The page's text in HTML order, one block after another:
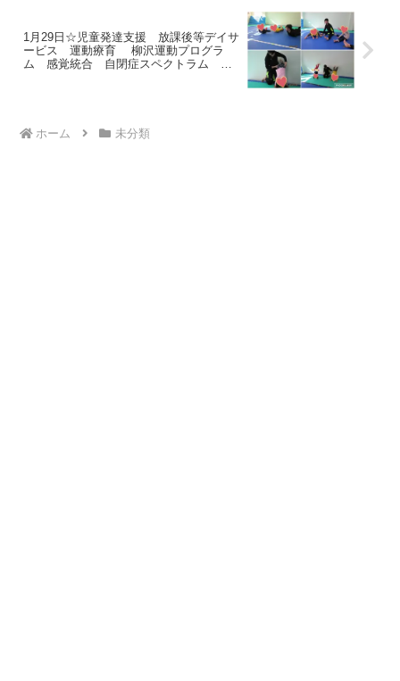
1月29日☆児童発達支援 放課後等デイサ
ービス 運動療育 柳沢運動プログラ
ム 感覚統合 自閉症スペクトラム Ａ
ホーム 未分類